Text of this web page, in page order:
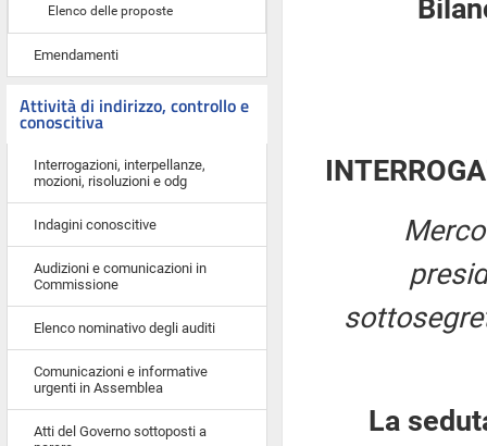
Elenco delle proposte
Emendamenti
Attività di indirizzo, controllo e
conoscitiva
Interrogazioni, interpellanze,
mozioni, risoluzioni e odg
Indagini conoscitive
Audizioni e comunicazioni in
Commissione
Elenco nominativo degli auditi
Comunicazioni e informative
urgenti in Assemblea
Atti del Governo sottoposti a
La